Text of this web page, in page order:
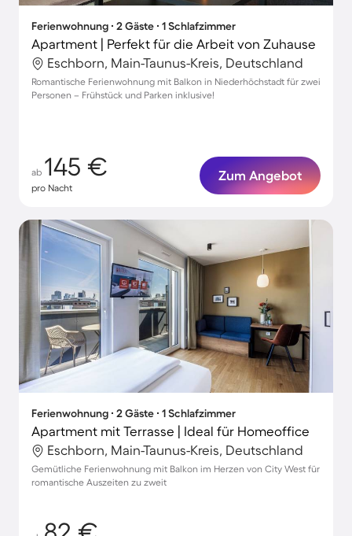
Ferienwohnung ∙ 2 Gäste ∙ 1 Schlafzimmer
Apartment | Perfekt für die Arbeit von Zuhause
Eschborn, Main-Taunus-Kreis, Deutschland
Romantische Ferienwohnung mit Balkon in Niederhöchstadt für zwei
Personen – Frühstück und Parken inklusive!
ab 145 €
pro Nacht
Zum Angebot
Ferienwohnung ∙ 2 Gäste ∙ 1 Schlafzimmer
Apartment mit Terrasse | Ideal für Homeoffice
Eschborn, Main-Taunus-Kreis, Deutschland
Gemütliche Ferienwohnung mit Balkon im Herzen von City West für
romantische Auszeiten zu zweit